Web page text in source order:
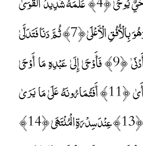
﴿5﴾ ذُو مِرَّةٍ فَاسْتَوَىٰ ﴿6﴾ وَهُوَ بِالْأُفُقِ الْأَعْلَىٰ ﴿7﴾ ثُمَّ دَنَا فَتَدَلَّىٰ
﴿8﴾ فَكَانَ قَابَ قَوْسَيْنِ أَوْ أَدْنَىٰ ﴿9﴾ فَأَوْحَىٰ إِلَىٰ عَبْدِهِ مَا أَوْحَىٰ
﴿10﴾ مَا كَذَبَ الْفُؤَادُ مَا رَأَىٰ ﴿11﴾ أَفَتُمَارُونَهُ عَلَىٰ مَا يَرَىٰ
﴿12﴾ وَلَقَدْ رَآهُ نَزْلَةً أُخْرَىٰ ﴿13﴾ عِنْدَ سِدْرَةِ الْمُنْتَهَىٰ ﴿14﴾